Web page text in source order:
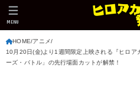
MENU
HOME アニメ
10月20日(金)より1週間限定上映される『ヒロア
ーズ・バトル」の先行場面カットが解禁！